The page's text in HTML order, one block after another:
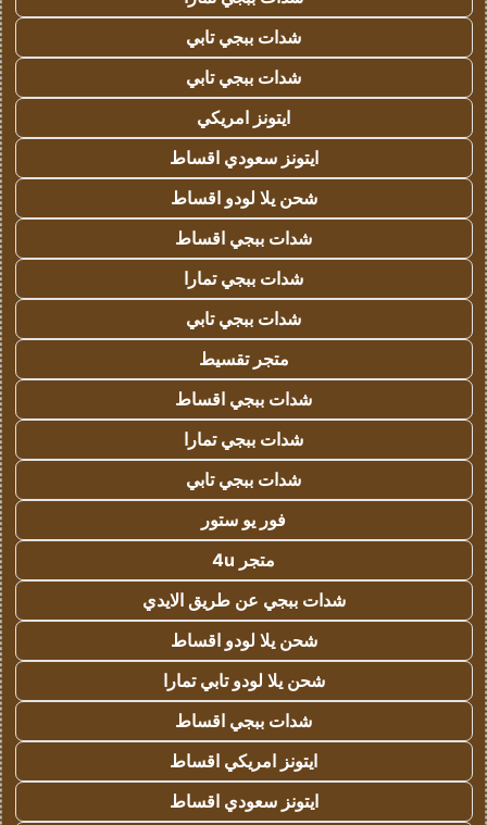
شدات ببجي تابي
شدات ببجي تابي
ايتونز امريكي
ايتونز سعودي اقساط
شحن يلا لودو اقساط
شدات ببجي اقساط
شدات ببجي تمارا
شدات ببجي تابي
متجر تقسيط
شدات ببجي اقساط
شدات ببجي تمارا
شدات ببجي تابي
فور يو ستور
متجر 4u
شدات ببجي عن طريق الايدي
شحن يلا لودو اقساط
شحن يلا لودو تابي تمارا
شدات ببجي اقساط
ايتونز امريكي اقساط
ايتونز سعودي اقساط